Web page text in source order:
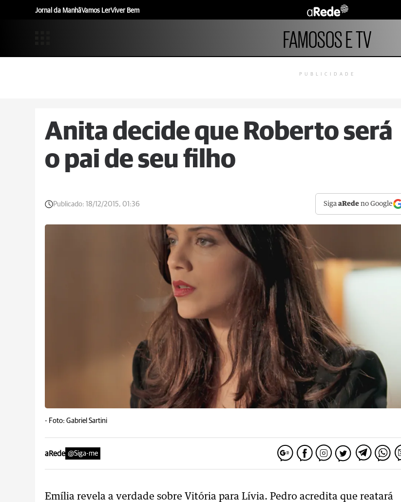
Jornal da ManhãVamos LerViver Bem
FAMOSOS E TV
PUBLICIDADE
Anita decide que Roberto será
o pai de seu filho
Publicado: 18/12/2015, 01:36 SigaaRede no Google
- Foto: Gabriel Sartini
aRede @Siga-me
Emília revela a verdade sobre Vitória para Lívia. Pedro acredita que reatará